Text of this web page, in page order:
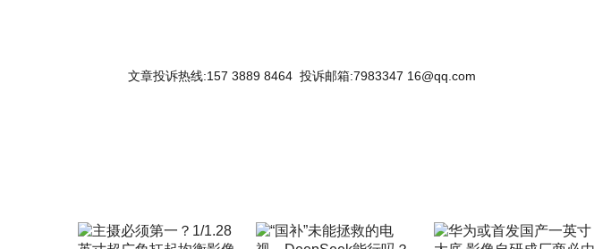
文章投诉热线:157 3889 8464 投诉邮箱:7983347 16@qq.com